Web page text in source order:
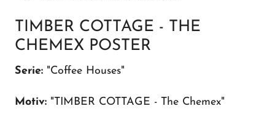
TIMBER COTTAGE - THE
CHEMEX POSTER
Serie: "Coffee Houses"
Motiv: "TIMBER COTTAGE - The Chemex"